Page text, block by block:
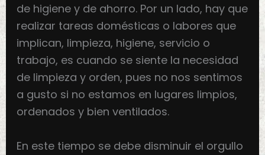
de higiene y de ahorro. Por un lado, hay que
realizar tareas domésticas o labores que
implican, limpieza, higiene, servicio o
trabajo, es cuando se siente la necesidad
de limpieza y orden, pues no nos sentimos
a gusto si no estamos en lugares limpios,
ordenados y bien ventilados.
En este tiempo se debe disminuir el orgullo